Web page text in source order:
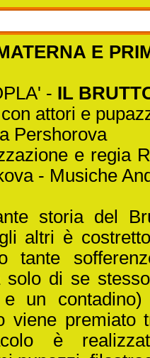
E
- IL
attori e
Pershorova
e regia
- Musiche
storia del
altri è
tante
solo di se
e un
viene premiato
è